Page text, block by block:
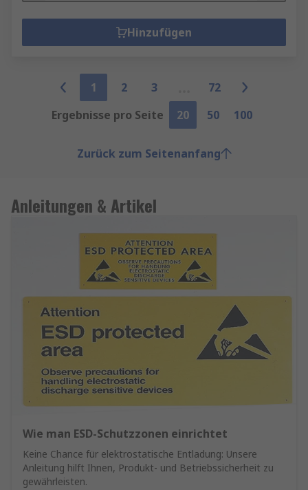
Hinzufügen
1 2 3
72
Ergebnisse pro Seite
20 50 100
Zurück zum Seitenanfang
Anleitungen & Artikel
Wie man ESD-Schutzzonen einrichtet
Keine Chance für elektrostatische Entladung: Unsere
Anleitung hilft Ihnen, Produkt- und Betriebssicherheit zu
gewährleisten.